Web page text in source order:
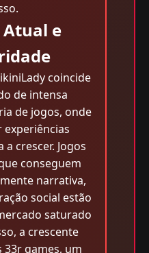
e
coincide
de intensa
de jogos, onde
experiências
crescer. Jogos
conseguem
narrativa,
social estão
saturado
a crescente
games, um